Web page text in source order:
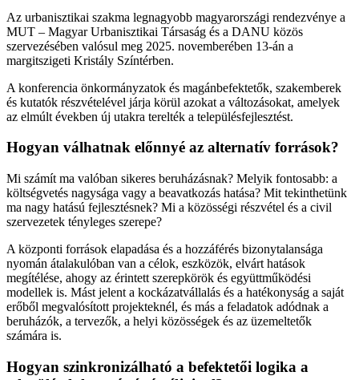
Az urbanisztikai szakma legnagyobb magyarországi rendezvénye a
MUT – Magyar Urbanisztikai Társaság és a DANU közös
szervezésében valósul meg 2025. novemberében 13-án a
margitszigeti Kristály Színtérben.
A konferencia önkormányzatok és magánbefektetők, szakemberek
és kutatók részvételével járja körül azokat a változásokat, amelyek
az elmúlt években új utakra terelték a településfejlesztést.
Hogyan válhatnak előnnyé az alternatív források?
Mi számít ma valóban sikeres beruházásnak? Melyik fontosabb: a
költségvetés nagysága vagy a beavatkozás hatása? Mit tekinthetünk
ma nagy hatású fejlesztésnek? Mi a közösségi részvétel és a civil
szervezetek tényleges szerepe?
A központi források elapadása és a hozzáférés bizonytalansága
nyomán átalakulóban van a célok, eszközök, elvárt hatások
megítélése, ahogy az érintett szerepkörök és együttműködési
modellek is. Mást jelent a kockázatvállalás és a hatékonyság a saját
erőből megvalósított projekteknél, és más a feladatok adódnak a
beruházók, a tervezők, a helyi közösségek és az üzemeltetők
számára is.
Hogyan szinkronizálható a befektetői logika a